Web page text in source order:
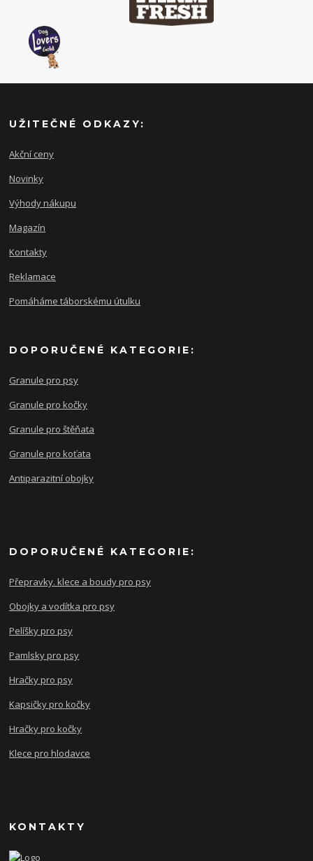
UŽITEČNÉ ODKAZY:
Akční ceny
Novinky
Výhody nákupu
Magazín
Kontakty
Reklamace
Pomáháme táborskému útulku
DOPORUČENÉ KATEGORIE:
Granule pro psy
Granule pro kočky
Granule pro štěňata
Granule pro koťata
Antiparazitní obojky
DOPORUČENÉ KATEGORIE:
Přepravky. klece a boudy pro psy
Obojky a vodítka pro psy
Pelíšky pro psy
Pamlsky pro psy
Hračky pro psy
Kapsičky pro kočky
Hračky pro kočky
Klece pro hlodavce
KONTAKTY